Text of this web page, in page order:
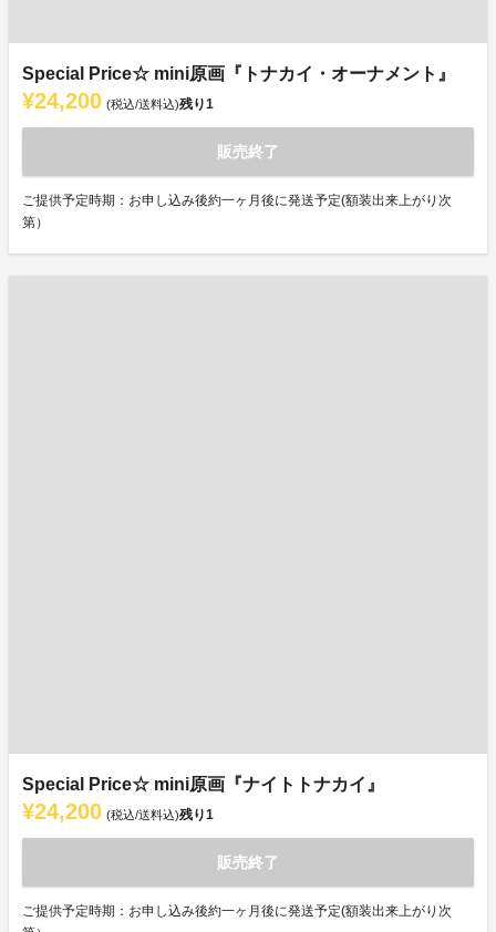
Special Price☆ mini原画『トナカイ・オーナメント』
¥24,200 (税込/送料込)残り1
販売終了
ご提供予定時期：お申し込み後約一ヶ月後に発送予定(額装出来上がり次
第）
Special Price☆ mini原画『ナイトトナカイ』
¥24,200 (税込/送料込)残り1
販売終了
ご提供予定時期：お申し込み後約一ヶ月後に発送予定(額装出来上がり次